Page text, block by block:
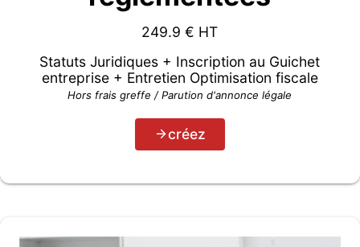
249.9 € HT
Statuts Juridiques + Inscription au Guichet
entreprise + Entretien Optimisation fiscale
Hors frais greffe / Parution d'annonce légale
créez